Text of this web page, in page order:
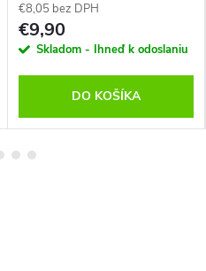
€8,05 bez DPH
€9,90
Skladom - Ihneď k odoslaniu
DO KOŠÍKA